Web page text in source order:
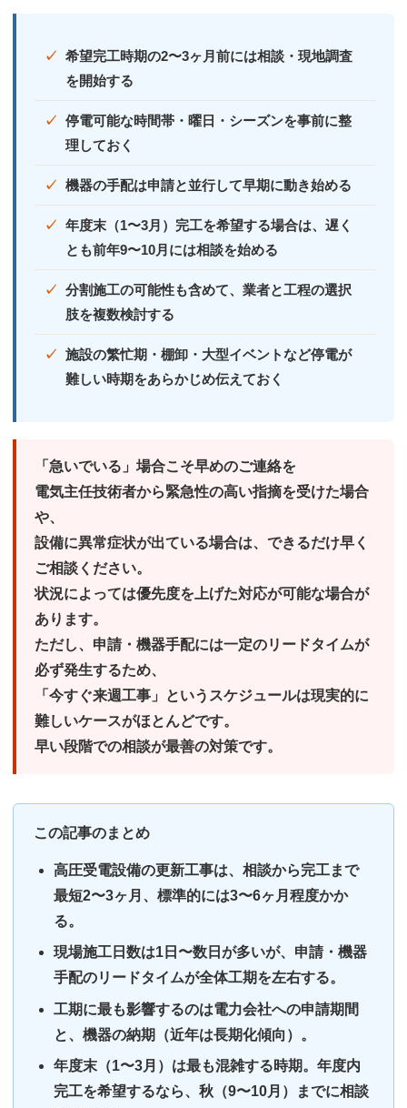
希望完工時期の2〜3ヶ月前には相談・現地調査
を開始する
停電可能な時間帯・曜日・シーズンを事前に整
理しておく
機器の手配は申請と並行して早期に動き始める
年度末（1〜3月）完工を希望する場合は、遅く
とも前年9〜10月には相談を始める
分割施工の可能性も含めて、業者と工程の選択
肢を複数検討する
施設の繁忙期・棚卸・大型イベントなど停電が
難しい時期をあらかじめ伝えておく
「急いでいる」場合こそ早めのご連絡を
電気主任技術者から緊急性の高い指摘を受けた場合
や、
設備に異常症状が出ている場合は、できるだけ早く
ご相談ください。
状況によっては優先度を上げた対応が可能な場合が
あります。
ただし、申請・機器手配には一定のリードタイムが
必ず発生するため、
「今すぐ来週工事」というスケジュールは現実的に
難しいケースがほとんどです。
早い段階での相談が最善の対策です。
この記事のまとめ
高圧受電設備の更新工事は、相談から完工まで
最短2〜3ヶ月、標準的には3〜6ヶ月程度かか
る。
現場施工日数は1日〜数日が多いが、申請・機器
手配のリードタイムが全体工期を左右する。
工期に最も影響するのは電力会社への申請期間
と、機器の納期（近年は長期化傾向）。
年度末（1〜3月）は最も混雑する時期。年度内
完工を希望するなら、秋（9〜10月）までに相談